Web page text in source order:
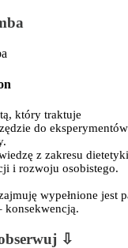
który traktuje
do eksperymentów
z zakresu
i rozwoju osobistego.
wypełnione jest
konsekwencją.
⇩